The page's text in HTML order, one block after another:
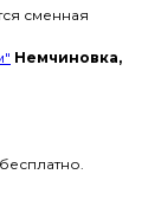
сменная
Немчиновка,